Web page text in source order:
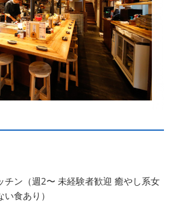
チン（週2〜 未経験者歓迎 癒やし系女
食あり）